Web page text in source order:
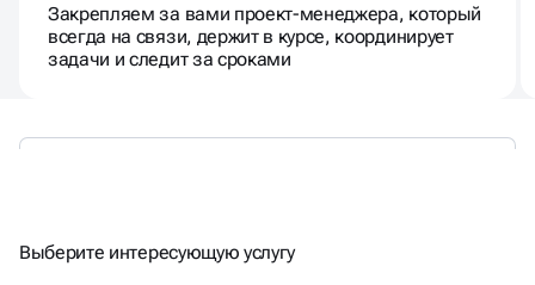
Закрепляем за вами проект-менеджера, который
всегда на связи, держит в курсе, координирует
задачи и следит за сроками
ЕСТЬДРУГИЕЗАДАЧИ?
Выберите интересующую услугу